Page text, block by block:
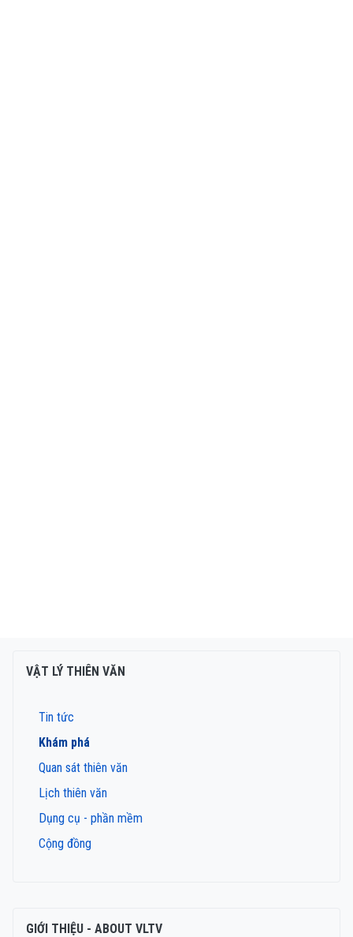
VẬT LÝ THIÊN VĂN
Tin tức
Khám phá
Quan sát thiên văn
Lịch thiên văn
Dụng cụ - phần mềm
Cộng đồng
GIỚI THIỆU - ABOUT VLTV